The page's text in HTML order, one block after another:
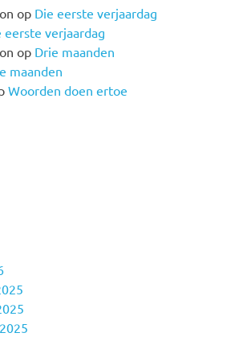
op Die eerste verjaardag
eerste verjaardag
op Drie maanden
maanden
Woorden doen ertoe